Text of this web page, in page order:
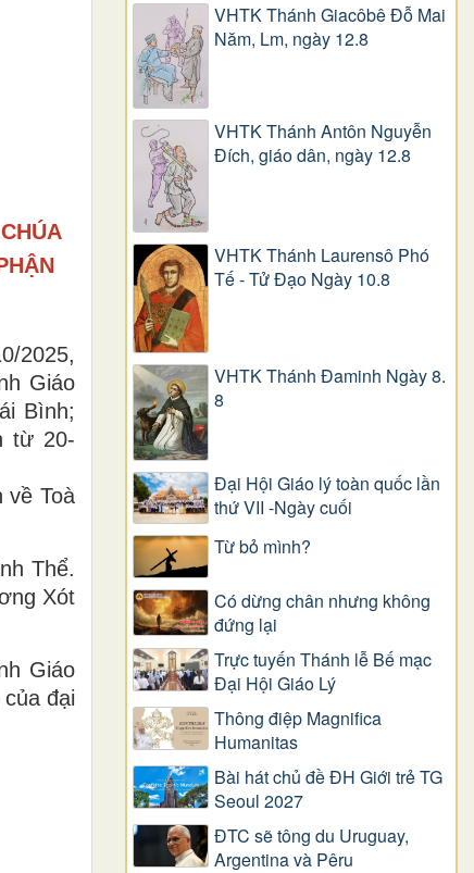
2025,
Giáo
Bình;
từ 20-
về Toà
Thể.
Xót
Giáo
đại
VHTK Thánh Giacôbê Ðỗ Mai
Năm, Lm, ngày 12.8
VHTK Thánh Antôn Nguyễn
Ðích, giáo dân, ngày 12.8
VHTK Thánh Laurensô Phó
Tế - Tử Đạo Ngày 10.8
VHTK Thánh Đaminh Ngày 8.
8
Đại Hội Giáo lý toàn quốc lần
thứ VII -Ngày cuối
Từ bỏ mình?
Có dừng chân nhưng không
đứng lại
Trực tuyến Thánh lễ Bế mạc
Đại Hội Giáo Lý
Thông điệp Magnifica
Humanitas
Bài hát chủ đề ĐH Giới trẻ TG
Seoul 2027
ĐTC sẽ tông du Uruguay,
Argentina và Pêru